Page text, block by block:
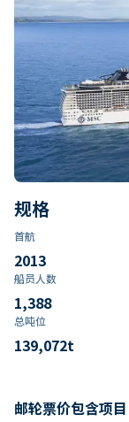
规格
首航
2013
船员人数
1,388
总吨位
139,072t
邮轮票价包含项目